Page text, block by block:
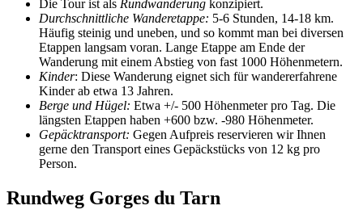
Die Tour ist als Rundwanderung konzipiert.
Durchschnittliche Wanderetappe: 5-6 Stunden, 14-18 km.
Häufig steinig und uneben, und so kommt man bei diversen
Etappen langsam voran. Lange Etappe am Ende der
Wanderung mit einem Abstieg von fast 1000 Höhenmetern.
Kinder: Diese Wanderung eignet sich für wandererfahrene
Kinder ab etwa 13 Jahren.
Berge und Hügel: Etwa +/- 500 Höhenmeter pro Tag. Die
längsten Etappen haben +600 bzw. -980 Höhenmeter.
Gepäcktransport: Gegen Aufpreis reservieren wir Ihnen
gerne den Transport eines Gepäckstücks von 12 kg pro
Person.
Rundweg Gorges du Tarn